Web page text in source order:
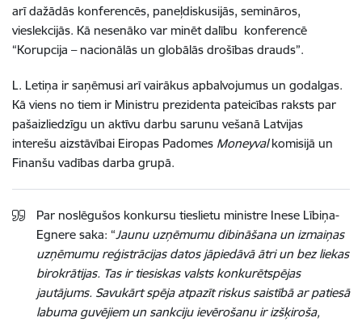
arī dažādās konferencēs, paneļdiskusijās, semināros,
vieslekcijās. Kā nesenāko var minēt dalību konferencē
“Korupcija – nacionālās un globālās drošības drauds”.
L. Letiņa ir saņēmusi arī vairākus apbalvojumus un godalgas.
Kā viens no tiem ir Ministru prezidenta pateicības raksts par
pašaizliedzīgu un aktīvu darbu sarunu vešanā Latvijas
interešu aizstāvībai Eiropas Padomes Moneyvalkomisijā un
Finanšu vadības darba grupā.
Par noslēgušos konkursu tieslietu ministre Inese Lībiņa-
Egnere saka: “Jaunu uzņēmumu dibināšana un izmaiņas
uzņēmumu reģistrācijas datos jāpiedāvā ātri un bez liekas
birokrātijas. Tas ir tiesiskas valsts konkurētspējas
jautājums. Savukārt spēja atpazīt riskus saistībā ar patiesā
labuma guvējiem un sankciju ievērošanu ir izšķiroša,